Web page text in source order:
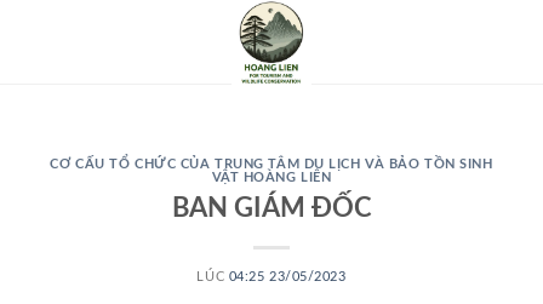
CƠ CẤU TỔ CHỨC CỦA TRUNG TÂM DU LỊCH VÀ BẢO TỒN SINH
VẬT HOÀNG LIÊN
BAN GIÁM ĐỐC
LÚC 04:25 23/05/2023